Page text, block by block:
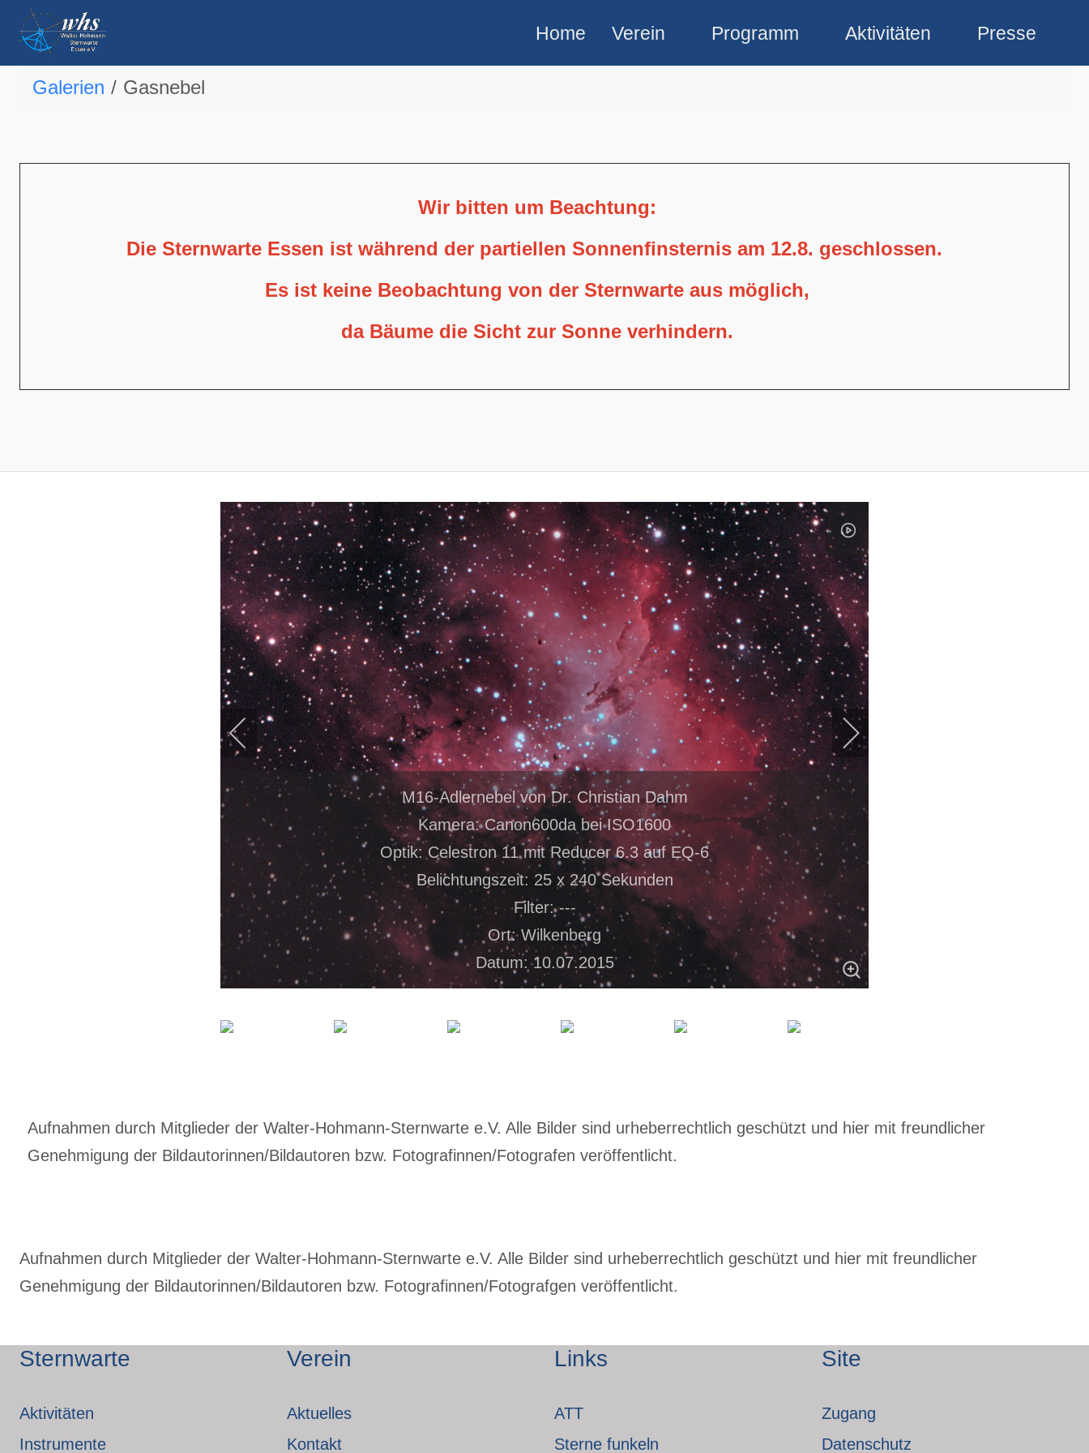
Home Verein Programm Aktivitäten Presse
Galerien Gasnebel
Wir bitten um Beachtung:
Die Sternwarte Essen ist während der partiellen Sonnenfinsternis am 12.8. geschlossen.
Es ist keine Beobachtung von der Sternwarte aus möglich,
da Bäume die Sicht zur Sonne verhindern.
M16-Adlernebel von Dr. Christian Dahm
Kamera: Canon600da bei ISO1600
Optik: Celestron 11 mit Reducer 6.3 auf EQ-6
Belichtungszeit: 25 x 240 Sekunden
Filter: ---
Ort: Wilkenberg
Datum: 10.07.2015
Aufnahmen durch Mitglieder der Walter-Hohmann-Sternwarte e.V. Alle Bilder sind urheberrechtlich geschützt und hier mit freundlicher
Genehmigung der Bildautorinnen/Bildautoren bzw. Fotografinnen/Fotografen veröffentlicht.
Aufnahmen durch Mitglieder der Walter-Hohmann-Sternwarte e.V. Alle Bilder sind urheberrechtlich geschützt und hier mit freundlicher
Genehmigung der Bildautorinnen/Bildautoren bzw. Fotografinnen/Fotografgen veröffentlicht.
Sternwarte
Aktivitäten
Instrumente
Verein
Aktuelles
Kontakt
Links
ATT
Sterne funkeln
Site
Zugang
Datenschutz